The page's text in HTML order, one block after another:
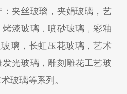
夹丝玻璃，夹娟玻璃，艺
漆玻璃，喷砂玻璃，彩釉
璃，长虹压花玻璃，艺术
光玻璃，雕刻雕花工艺玻
玻璃等系列。